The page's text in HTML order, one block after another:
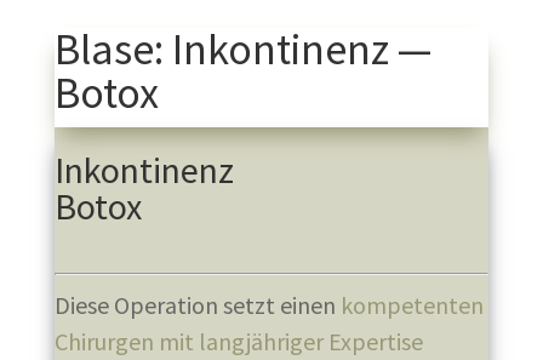
Blase: Inkontinenz —
Botox
Inkontinenz
Botox
Diese Operation setzt einen kompetenten
Chirurgen mit langjähriger Expertise